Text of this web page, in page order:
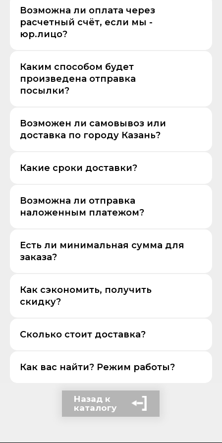
Возможна ли оплата через
расчетный счёт, если мы -
юр.лицо?
Каким способом будет
произведена отправка
посылки?
Возможен ли самовывоз или
доставка по городу Казань?
Какие сроки доставки?
Возможна ли отправка
наложенным платежом?
Есть ли минимальная сумма для
заказа?
Как сэкономить, получить
скидку?
Сколько стоит доставка?
Как вас найти? Режим работы?
Назад к
каталогу